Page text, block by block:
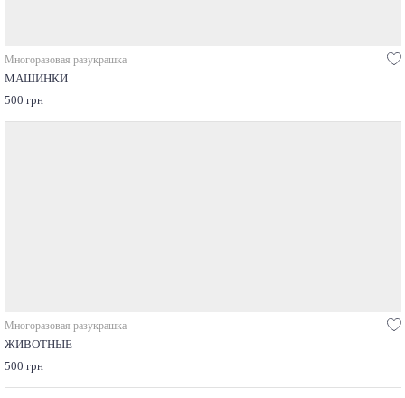
Многоразовая разукрашка
МАШИНКИ
500 грн
Многоразовая разукрашка
ЖИВОТНЫЕ
500 грн